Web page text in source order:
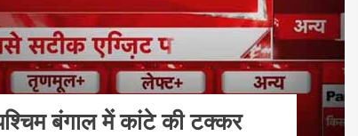
बंगाल में कांटे की टक्‍कर